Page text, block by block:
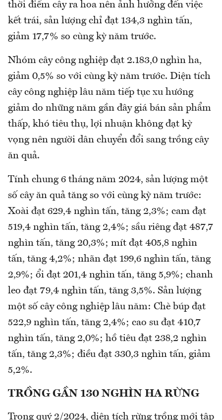
thời điểm cây ra hoa nên ảnh hưởng đến việc
kết trái, sản lượng chỉ đạt 134,3 nghìn tấn,
giảm 17,7% so cùng kỳ năm trước.
Nhóm cây công nghiệp đạt 2.183,0 nghìn ha,
giảm 0,5% so với cùng kỳ năm trước. Diện tích
cây công nghiệp lâu năm tiếp tục xu hướng
giảm do những năm gần đây giá bán sản phẩm
thấp, khó tiêu thụ, lợi nhuận không đạt kỳ
vọng nên người dân chuyển đổi sang trồng cây
ăn quả.
Tính chung 6 tháng năm 2024, sản lượng một
số cây ăn quả tăng so với cùng kỳ năm trước:
Xoài đạt 629,4 nghìn tấn, tăng 2,3%; cam đạt
519,4 nghìn tấn, tăng 2,4%; sầu riêng đạt 487,7
nghìn tấn, tăng 20,3%; mít đạt 405,8 nghìn
tấn, tăng 4,2%; nhãn đạt 199,6 nghìn tấn, tăng
2,9%; ổi đạt 201,4 nghìn tấn, tăng 5,9%; chanh
leo đạt 79,4 nghìn tấn, tăng 3,5%. Sản lượng
một số cây công nghiệp lâu năm: Chè búp đạt
522,9 nghìn tấn, tăng 2,4%; cao su đạt 410,7
nghìn tấn, tăng 2,0%; hồ tiêu đạt 238,2 nghìn
tấn, tăng 2,3%; điều đạt 330,3 nghìn tấn, giảm
5,2%.
TRỒNG GẦN 130 NGHÌN HA RỪNG
Trong quý 2/2024, diện tích rừng trồng mới tập